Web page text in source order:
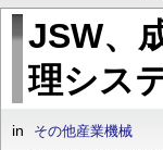
JSW、
理シス
in その他産業機械